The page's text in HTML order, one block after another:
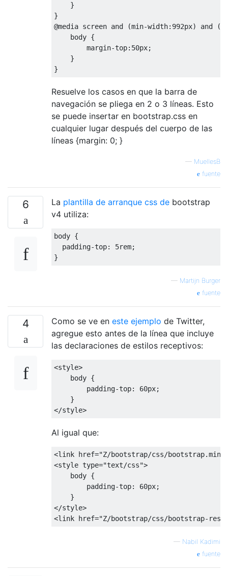
}
}
@media screen and (min-width: 992px) and (
    body
{
        margin
-top: 50px;
}
}
Resuelve los casos en que la barra de
navegación se pliega en 2 o 3 líneas. Esto
se puede insertar en bootstrap.css en
cualquier lugar después del cuerpo de las
líneas {margin: 0; }
— MuellesB
fuente
6 La plantilla de arranque css de bootstrap
v4 utiliza:
body {
  padding
-top: 5rem;
}
— Martijn Burger
fuente
4 Como se ve en este ejemplo de Twitter,
agregue esto antes de la línea que incluye
las declaraciones de estilos receptivos:
<style>
    body
{
padding-top: 60px;
}
</style>
Al igual que:
<link href="Z/bootstrap/css/
<style type="text/css">
    body
{
padding-top: 60px;
}
</style>
<link href="Z/bootstrap/css/bootstrap-
— Nabil Kadimi
fuente